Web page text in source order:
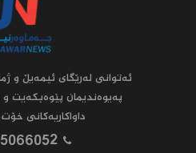
ئه‌توانى له‌رێگاى ئیمه‌یڵ و
په‌یوه‌ندیمان پێوه‌بکه‌یت و
داواکاریه‌کانى